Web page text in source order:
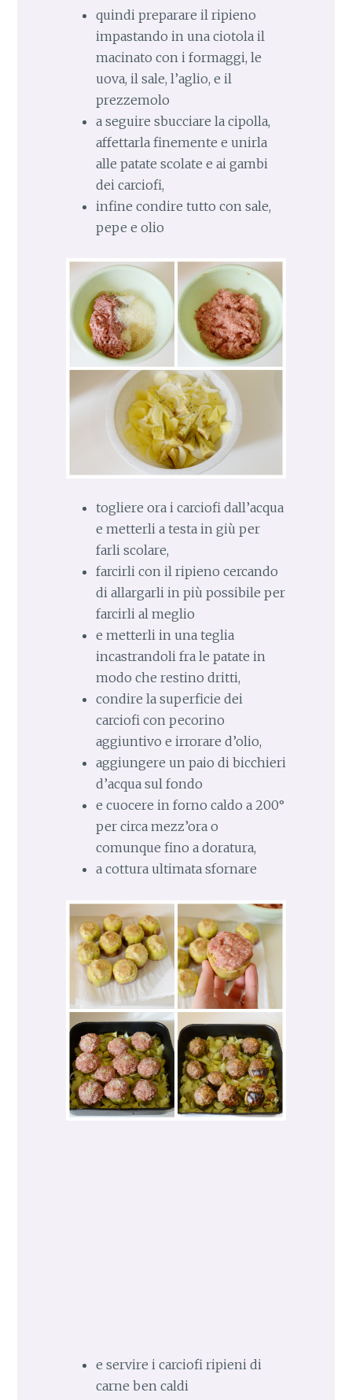
quindi preparare il ripieno
impastando in una ciotola il
macinato con i formaggi, le
uova, il sale, l’aglio, e il
prezzemolo
a seguire sbucciare la cipolla,
affettarla finemente e unirla
alle patate scolate e ai gambi
dei carciofi,
infine condire tutto con sale,
pepe e olio
togliere ora i carciofi dall’acqua
e metterli a testa in giù per
farli scolare,
farcirli con il ripieno cercando
di allargarli in più possibile per
farcirli al meglio
e metterli in una teglia
incastrandoli fra le patate in
modo che restino dritti,
condire la superficie dei
carciofi con pecorino
aggiuntivo e irrorare d’olio,
aggiungere un paio di bicchieri
d’acqua sul fondo
e cuocere in forno caldo a 200°
per circa mezz’ora o
comunque fino a doratura,
a cottura ultimata sfornare
e servire i carciofi ripieni di
carne ben caldi